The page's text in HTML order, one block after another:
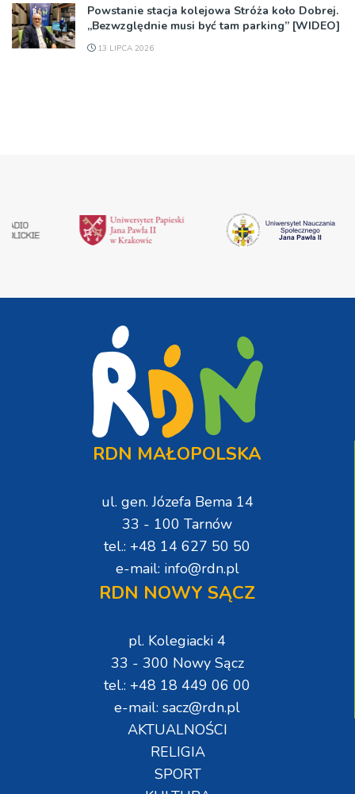
Powstanie stacja kolejowa Stróża koło Dobrej.
„Bezwzględnie musi być tam parking” [WIDEO]
13 LIPCA 2026
RDN MAŁOPOLSKA
ul. gen. Józefa Bema 14
33 - 100 Tarnów
tel.: +48 14 627 50 50
e-mail: info@rdn.pl
RDN NOWY SĄCZ
pl. Kolegiacki 4
33 - 300 Nowy Sącz
tel.: +48 18 449 06 00
e-mail: sacz@rdn.pl
AKTUALNOŚCI
RELIGIA
SPORT